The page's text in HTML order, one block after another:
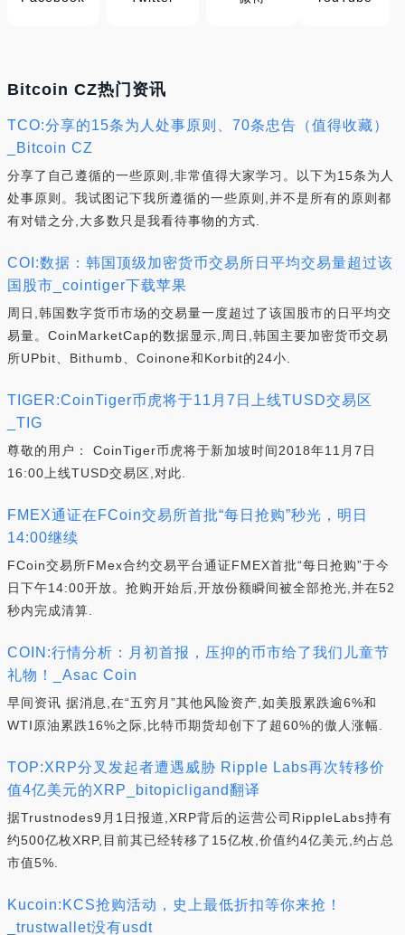
Bitcoin CZ热门资讯
TCO:分享的15条为人处事原则、70条忠告（值得收藏）
_Bitcoin CZ
分享了自己遵循的一些原则,非常值得大家学习。以下为15条为人
处事原则。我试图记下我所遵循的一些原则,并不是所有的原则都
有对错之分,大多数只是我看待事物的方式.
COI:数据：韩国顶级加密货币交易所日平均交易量超过该
国股市_cointiger下载苹果
周日,韩国数字货币市场的交易量一度超过了该国股市的日平均交
易量。CoinMarketCap的数据显示,周日,韩国主要加密货币交易
所UPbit、Bithumb、Coinone和Korbit的24小.
TIGER:CoinTiger币虎将于11月7日上线TUSD交易区
_TIG
尊敬的用户： CoinTiger币虎将于新加坡时间2018年11月7日
16:00上线TUSD交易区,对此.
FMEX通证在FCoin交易所首批“每日抢购”秒光，明日
14:00继续
FCoin交易所FMex合约交易平台通证FMEX首批“每日抢购”于今
日下午14:00开放。抢购开始后,开放份额瞬间被全部抢光,并在52
秒内完成清算.
COIN:行情分析：月初首报，压抑的币市给了我们儿童节
礼物！_Asac Coin
早间资讯 据消息,在“五穷月”其他风险资产,如美股累跌逾6%和
WTI原油累跌16%之际,比特币期货却创下了超60%的傲人涨幅.
TOP:XRP分叉发起者遭遇威胁 Ripple Labs再次转移价
值4亿美元的XRP_bitopicligand翻译
据Trustnodes9月1日报道,XRP背后的运营公司RippleLabs持有
约500亿枚XRP,目前其已经转移了15亿枚,价值约4亿美元,约占总
市值5%.
Kucoin:KCS抢购活动，史上最低折扣等你来抢！
_trustwallet没有usdt